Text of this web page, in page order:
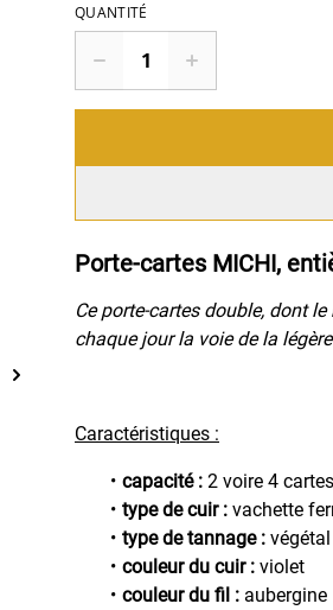
QUANTITÉ
Porte-cartes MICHI,
Ce porte-cartes double, dont
chaque jour la voie de la
Caractéristiques :
capacité : 2 voire 4
type de cuir : vachette
type de tannage : végétal
couleur du cuir : violet
couleur du fil : aubergine